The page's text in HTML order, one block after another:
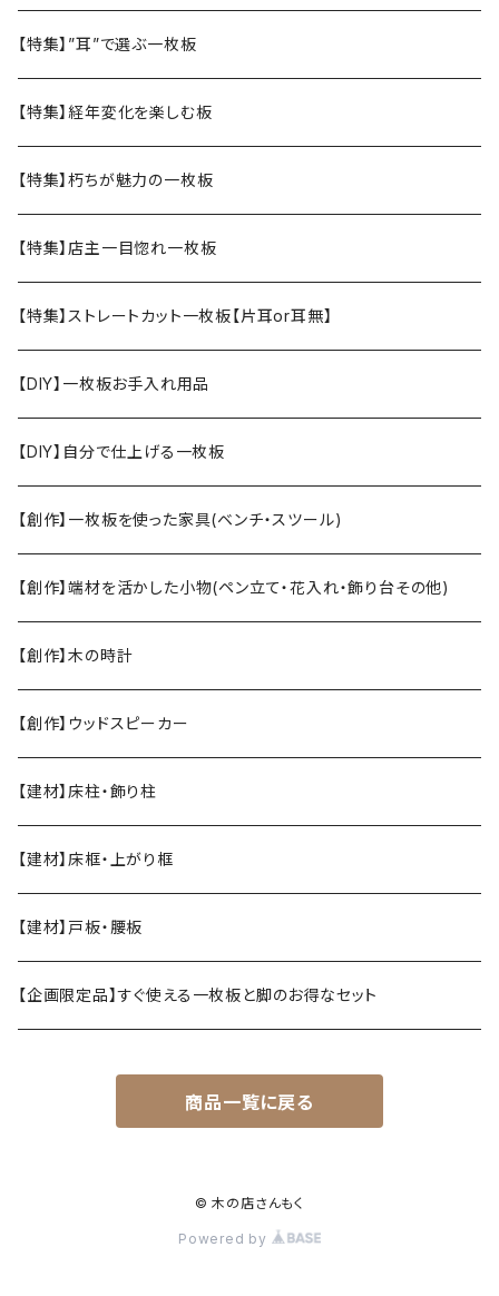
【特集】”耳”で選ぶ一枚板
【特集】経年変化を楽しむ板
【特集】朽ちが魅力の一枚板
【特集】店主一目惚れ一枚板
【特集】ストレートカット一枚板【片耳or耳無】
【DIY】一枚板お手入れ用品
【DIY】自分で仕上げる一枚板
【創作】一枚板を使った家具(ベンチ・スツール)
【創作】端材を活かした小物(ペン立て・花入れ・飾り台その他)
【創作】木の時計
【創作】ウッドスピーカー
【建材】床柱・飾り柱
【建材】床框・上がり框
【建材】戸板・腰板
【企画限定品】すぐ使える一枚板と脚のお得なセット
商品一覧に戻る
© 木の店さんもく
Powered by